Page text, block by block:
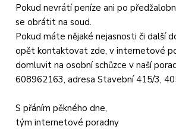
Pokud nevrátí peníze ani po
se obrátit na soud.
Pokud máte nějaké nejasnosti či další
opět kontaktovat zde, v internetové
domluvit na osobní schůzce v naší
608962163, adresa Stavební 415/3,
S přáním pěkného dne,
tým internetové poradny